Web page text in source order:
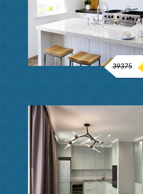
39375